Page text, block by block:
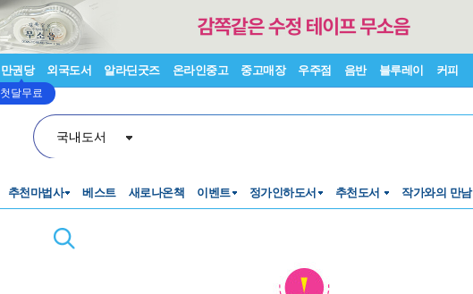
만권당
첫달무료
외국도서 알라딘굿즈 온라인중고 중고매장 우주점 음반 블루레이 커피
국내도서
추천마법사 베스트 새로나온책 이벤트 정가인하도서 추천도서 작가와의 만남